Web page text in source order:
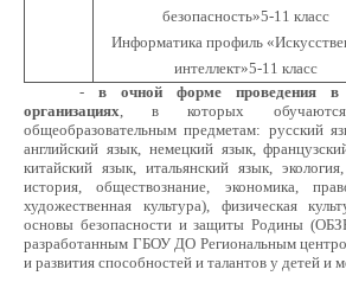
безопасность»5-11 класс
Информатика профиль
интеллект»5-11 класс
-в очной форме проведения
в
организациях , в которых
общеобразовательным предметам: русский
английский язык, немецкий язык,
китайский язык, итальянский язык,
история, обществознание, экономика,
художественная культура), физическая
основы безопасности и защиты Родины
разработанным ГБОУ ДО Региональным
и развития способностей и талантов у детей